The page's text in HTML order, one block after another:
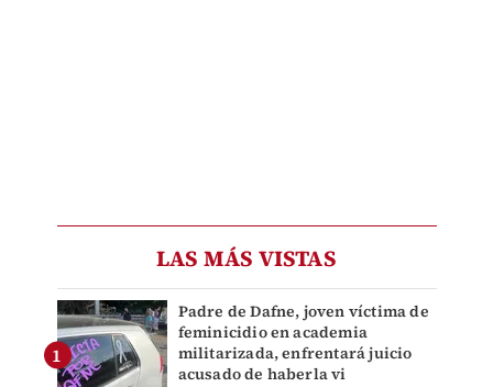
LAS MÁS VISTAS
Padre de Dafne, joven víctima de
feminicidio en academia
militarizada, enfrentará juicio
acusado de haberla vi